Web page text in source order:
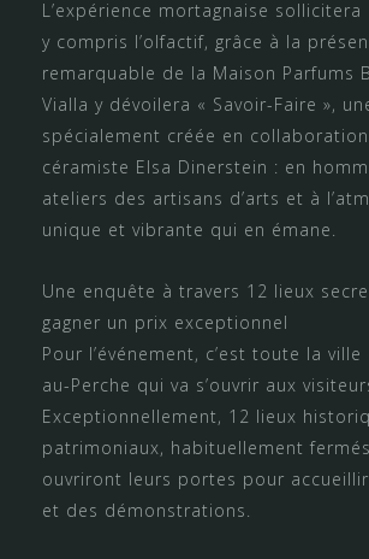
L’expérience mortagnaise sollicitera
y compris l’olfactif, grâce à la
remarquable de la Maison Parfums
Vialla y dévoilera « Savoir-Faire »,
spécialement créée en
céramiste Elsa Dinerstein : en
ateliers des artisans d’arts et à
unique et vibrante qui en émane.
Une enquête à travers 12 lieux
gagner un prix exceptionnel
Pour l’événement, c’est toute la
au-Perche qui va s’ouvrir aux
Exceptionnellement, 12 lieux
patrimoniaux, habituellement
ouvriront leurs portes pour
et des démonstrations.